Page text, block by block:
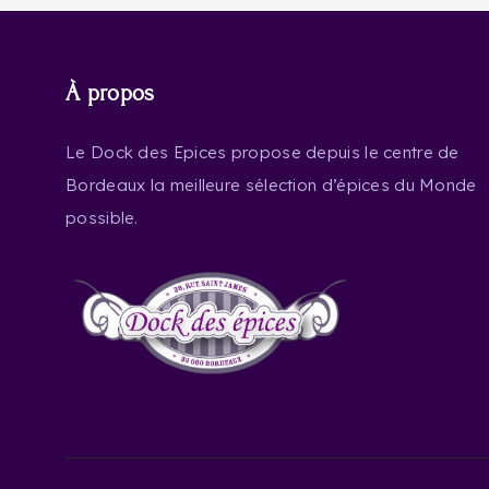
À propos
Le Dock des Epices propose depuis le centre de
Bordeaux la meilleure sélection d’épices du Monde
possible.